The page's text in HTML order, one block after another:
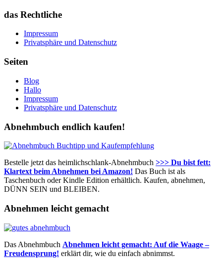
das Rechtliche
Impressum
Privatsphäre und Datenschutz
Seiten
Blog
Hallo
Impressum
Privatsphäre und Datenschutz
Abnehmbuch endlich kaufen!
Bestelle jetzt das heimlichschlank-Abnehmbuch >>> Du bist fett:
Klartext beim Abnehmen bei Amazon! Das Buch ist als
Taschenbuch oder Kindle Edition erhältlich. Kaufen, abnehmen,
DÜNN SEIN und BLEIBEN.
Abnehmen leicht gemacht
Das Abnehmbuch Abnehmen leicht gemacht: Auf die Waage –
Freudensprung! erklärt dir, wie du einfach abnimmst.